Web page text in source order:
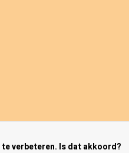
verbeteren. Is dat akkoord?